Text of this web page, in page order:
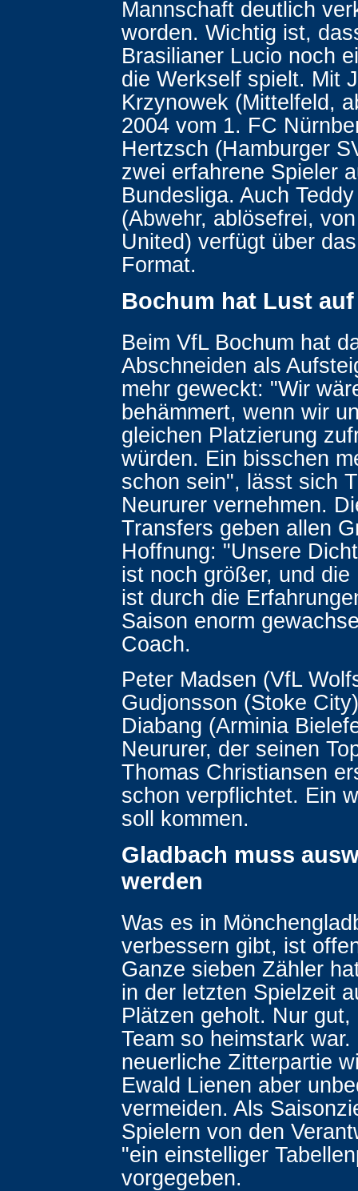
Mannschaft deutlich
worden. Wichtig ist,
Brasilianer Lucio noch
die Werkself spielt. Mit
Krzynowek (Mittelfeld,
2004 vom 1. FC
Hertzsch (Hamburger
zwei erfahrene Spieler
Bundesliga. Auch
(Abwehr, ablösefrei,
United) verfügt über
Format.
Bochum hat Lust
Beim VfL Bochum hat
Abschneiden als
mehr geweckt: "Wir
behämmert, wenn wir
gleichen Platzierung
würden. Ein bisschen
schon sein", lässt sich
Neururer vernehmen.
Transfers geben allen
Hoffnung: "Unsere
ist noch größer, und die
ist durch die
Saison enorm
Coach.
Peter Madsen (VfL
Gudjonsson (Stoke
Diabang (Arminia
Neururer, der seinen
Thomas Christiansen
schon verpflichtet. Ein
soll kommen.
Gladbach muss
werden
Was es in
verbessern gibt, ist
Ganze sieben Zähler
in der letzten Spielzeit
Plätzen geholt. Nur
Team so heimstark war.
neuerliche Zitterpartie
Ewald Lienen aber
vermeiden. Als
Spielern von den
"ein einstelliger
vorgegeben.